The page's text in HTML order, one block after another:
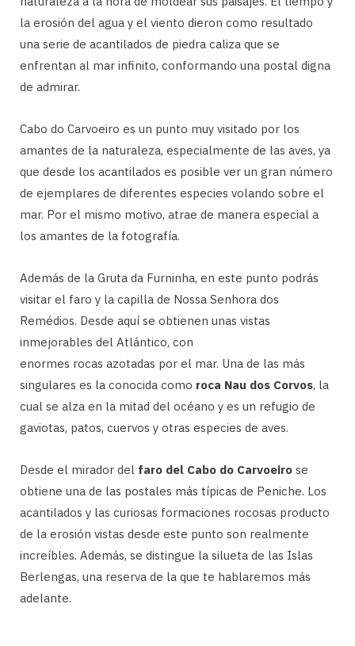
la erosión del agua y el viento dieron como resultado
una serie de acantilados de piedra caliza que se
enfrentan al mar infinito, conformando una postal digna
de admirar.
Cabo do Carvoeiro es un punto muy visitado por los
amantes de la naturaleza, especialmente de las aves, ya
que desde los acantilados es posible ver un gran número
de ejemplares de diferentes especies volando sobre el
mar. Por el mismo motivo, atrae de manera especial a
los amantes de la fotografía.
Además de la Gruta da Furninha, en este punto podrás
visitar el faro y la capilla de Nossa Senhora dos
Remédios. Desde aquí se obtienen unas vistas
inmejorables del Atlántico, con
enormes rocas azotadas por el mar. Una de las más
singulares es la conocida como roca Nau dos Corvos, la
cual se alza en la mitad del océano y es un refugio de
gaviotas, patos, cuervos y otras especies de aves.
Desde el mirador del faro del Cabo do Carvoeiro se
obtiene una de las postales más típicas de Peniche. Los
acantilados y las curiosas formaciones rocosas producto
de la erosión vistas desde este punto son realmente
increíbles. Además, se distingue la silueta de las Islas
Berlengas, una reserva de la que te hablaremos más
adelante.